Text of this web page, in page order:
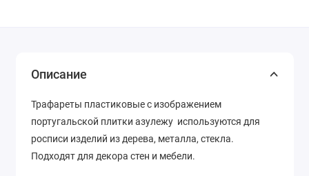
Описание
Трафареты пластиковые с изображением
португальской плитки азулежу используются для
росписи изделий из дерева, металла, стекла.
Подходят для декора стен и мебели.